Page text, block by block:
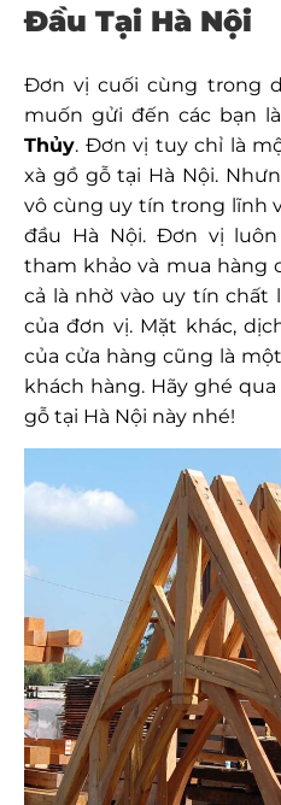
Đầu Tại Hà Nội
Đơn vị cuối cùng trong
muốn gửi đến các bạn
Thủy. Đơn vị tuy chỉ là
xà gồ gỗ tại Hà Nội.
vô cùng uy tín trong lĩnh
đầu Hà Nội. Đơn vị
tham khảo và mua hàng
cả là nhờ vào uy tín chất
của đơn vị. Mặt khác,
của cửa hàng cũng là
khách hàng. Hãy ghé
gỗ tại Hà Nội này nhé!